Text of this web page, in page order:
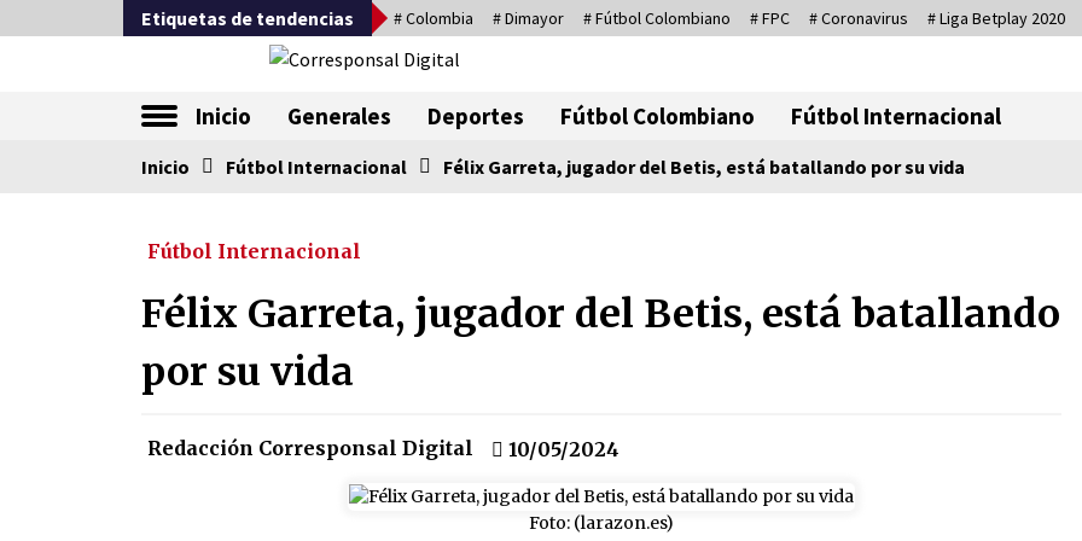
al
Etiquetas de tendencias # Colombia # Dimayor # Fútbol Colombiano # FPC # Coronavirus # Liga Betplay 2020
Corresponsal
Inicio Generales Deportes Fútbol Colombiano Fútbol Internacional
Tendencia ahora
Sin ser abogado del diablo
Colombia
08/03/2026
Irán, donde están los pinches
16/01/2026
Captura de Maduro, donde
Otro regalo navideño de
Inicio Fútbol Internacional Félix Garreta, jugador del Betis, está batallando por su vida
Fútbol Internacional
Félix Garreta, jugador del Betis, está batallando
por su vida
Redacción Corresponsal Digital 10/05/2024
Foto: (larazon.es)